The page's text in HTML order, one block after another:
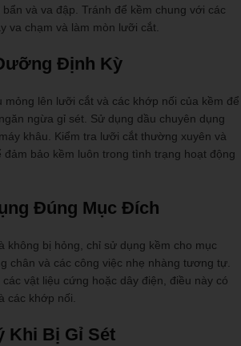
và va đập. Tránh để kềm chung với các
va chạm và làm mòn lưỡi cắt.
Định Kỳ
lên lưỡi cắt và các khớp nối của kềm để
ngừa gỉ sét. Sử dụng dầu chuyên dụng
khâu. Kiểm tra lưỡi cắt thường xuyên và
đảm bảo kềm luôn trong tình trạng hoạt động
Đúng Mục Đích
không bị hỏng, chỉ sử dụng kềm cho mục
chân và các công việc nhẹ nhàng tương tự.
vật liệu cứng hoặc dây điện, điều này có
các khớp nối.
Khi Bị Gỉ Sét